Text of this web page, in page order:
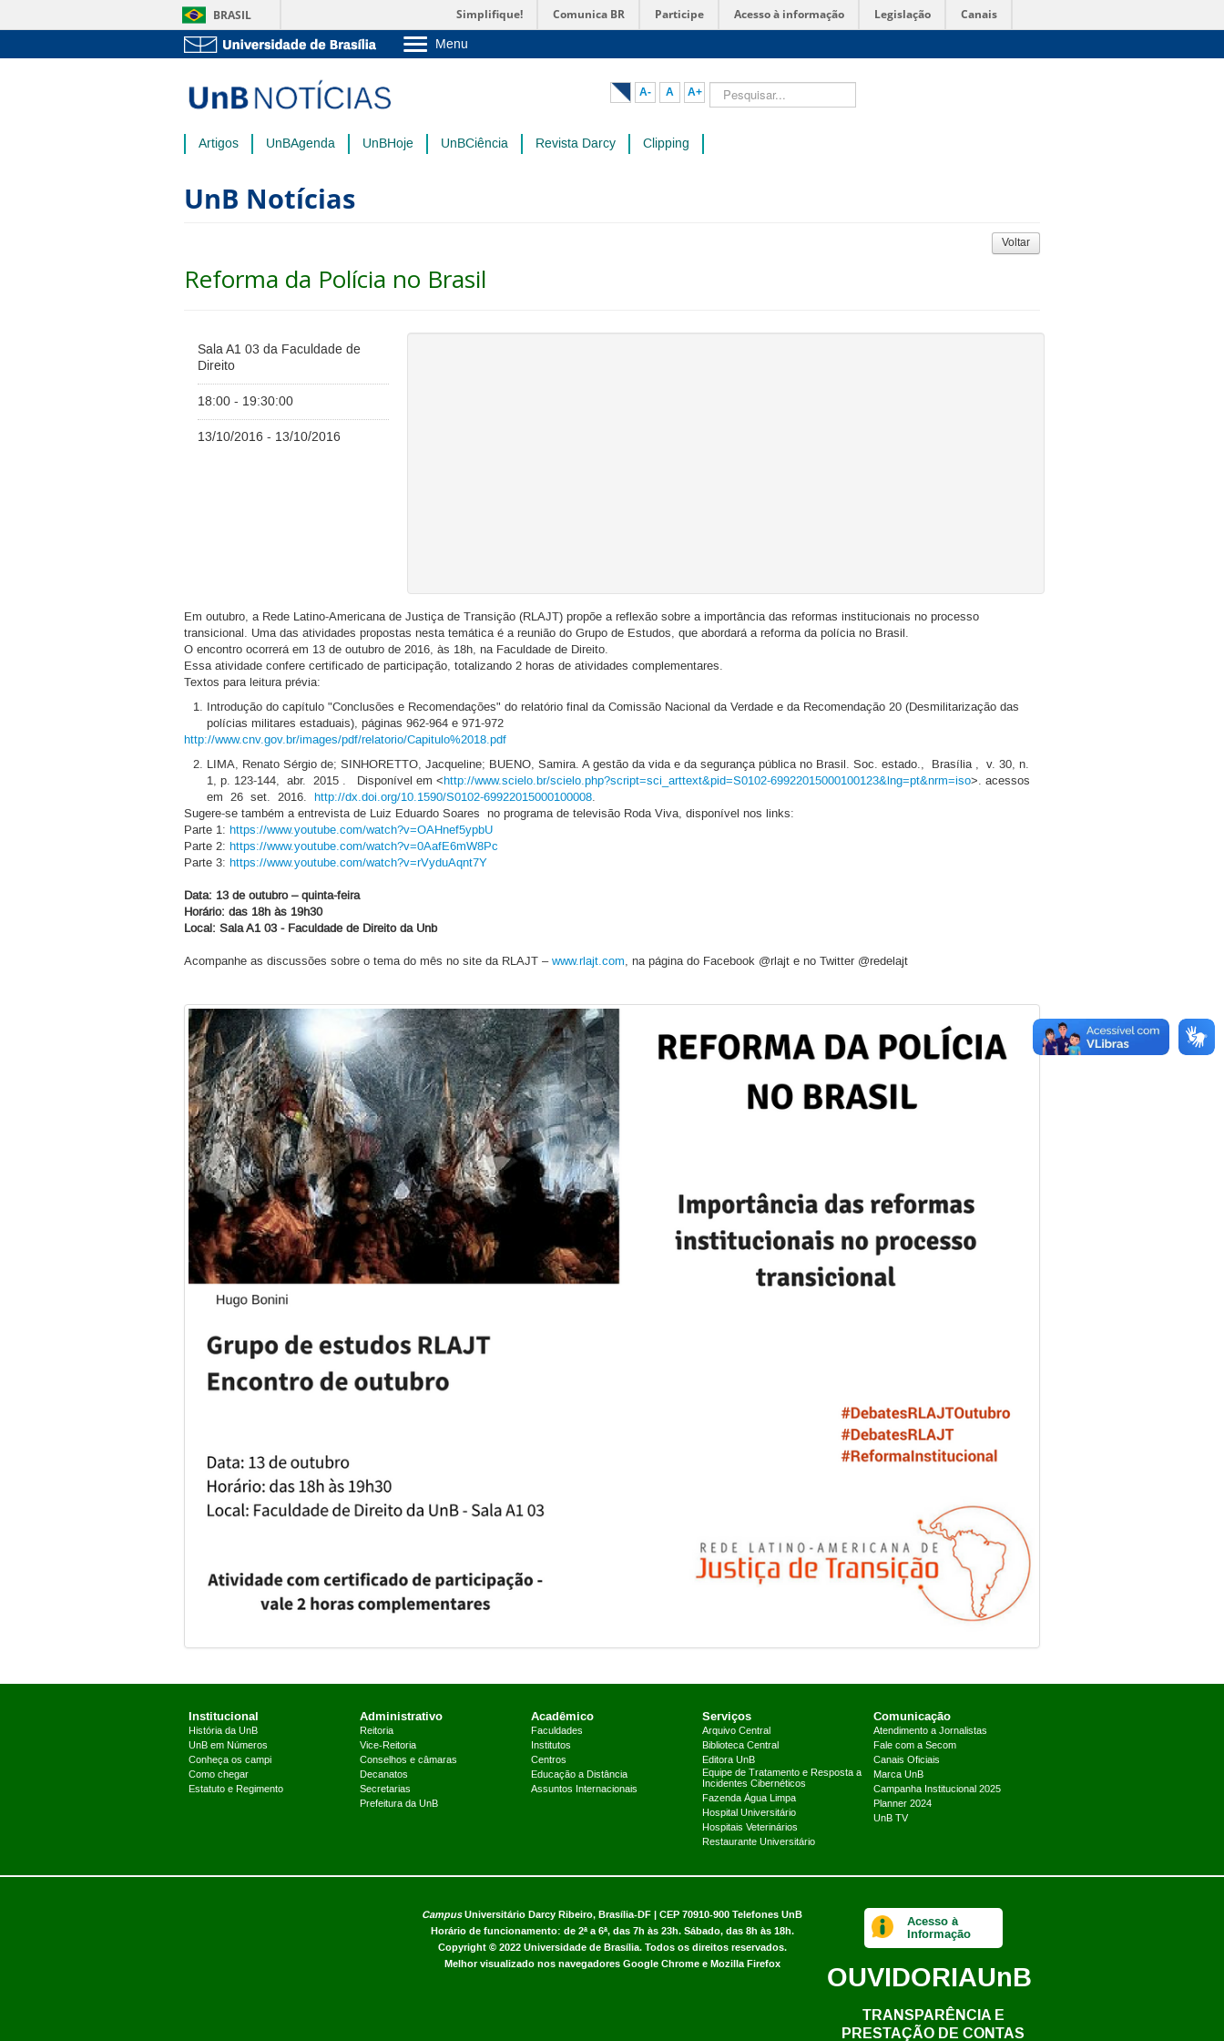
BRASIL Simplifique! Comunica BR Participe Acesso à informação Legislação Canais
Menu
Pós-Graduação
Administração
A- A A+ Pesquisar...
Artigos UnBAgenda UnBHoje UnBCiência Revista Darcy Clipping
UnB Notícias
Voltar
Reforma da Polícia no Brasil
Sala A1 03 da Faculdade de
Direito
18:00 - 19:30:00
13/10/2016 - 13/10/2016
Em outubro, a Rede Latino-Americana de Justiça de Transição (RLAJT) propõe a reflexão sobre a importância das reformas institucionais no processo
transicional. Uma das atividades propostas nesta temática é a reunião do Grupo de Estudos, que abordará a reforma da polícia no Brasil.
O encontro ocorrerá em 13 de outubro de 2016, às 18h, na Faculdade de Direito.
Essa atividade confere certificado de participação, totalizando 2 horas de atividades complementares.
Textos para leitura prévia:
Introdução do capítulo "Conclusões e Recomendações" do relatório final da Comissão Nacional da Verdade e da Recomendação 20 (Desmilitarização das
polícias militares estaduais), páginas 962-964 e 971-972
http://www.cnv.gov.br/images/pdf/relatorio/Capitulo%2018.pdf
LIMA, Renato Sérgio de; SINHORETTO, Jacqueline; BUENO, Samira. A gestão da vida e da segurança pública no Brasil. Soc. estado., Brasília , v. 30, n.
1, p. 123-144, abr. 2015 . Disponível em <http://www.scielo.br/scielo.php?script=sci_arttext&pid=S0102-69922015000100123&lng=pt&nrm=iso>. acessos
em 26 set. 2016. http://dx.doi.org/10.1590/S0102-69922015000100008.
Sugere-se também a entrevista de Luiz Eduardo Soares no programa de televisão Roda Viva, disponível nos links:
Parte 1: https://www.youtube.com/watch?v=OAHnef5ypbU
Parte 2: https://www.youtube.com/watch?v=0AafE6mW8Pc
Parte 3: https://www.youtube.com/watch?v=rVyduAqnt7Y
Data: 13 de outubro – quinta-feira
Horário: das 18h às 19h30
Local: Sala A1 03 - Faculdade de Direito da Unb
Acompanhe as discussões sobre o tema do mês no site da RLAJT –www.rlajt.com, na página do Facebook @rlajt e no Twitter @redelajt
Institucional
História da UnB
UnB em Números
Conheça os campi
Como chegar
Estatuto e Regimento
Administrativo
Reitoria
Vice-Reitoria
Conselhos e câmaras
Decanatos
Secretarias
Prefeitura da UnB
Acadêmico
Faculdades
Institutos
Centros
Educação a Distância
Assuntos Internacionais
Serviços
Arquivo Central
Biblioteca Central
Editora UnB
Equipe de Tratamento e Resposta a
Incidentes Cibernéticos
Fazenda Água Limpa
Hospital Universitário
Hospitais Veterinários
Restaurante Universitário
Comunicação
Atendimento a Jornalistas
Fale com a Secom
Canais Oficiais
Marca UnB
Campanha Institucional 2025
Planner 2024
UnB TV
CampusUniversitário Darcy Ribeiro, Brasília-DF | CEP 70910-900 Telefones UnB
Horário de funcionamento: de 2ª a 6ª, das 7h às 23h. Sábado, das 8h às 18h.
Copyright © 2022 Universidade de Brasília. Todos os direitos reservados.
Melhor visualizado nos navegadores Google Chrome e Mozilla Firefox
Acesso à
Informação
OUVIDORIAUnB
TRANSPARÊNCIA E
PRESTAÇÃO DE CONTAS